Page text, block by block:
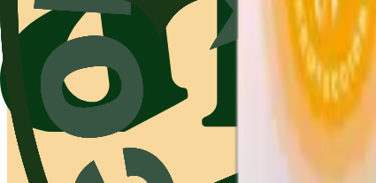
BENEFICIOS
Protección UV
Hidratación profunda
Con vitaminas C y E
Extracto de Piña Golden & Aceite de Cacao